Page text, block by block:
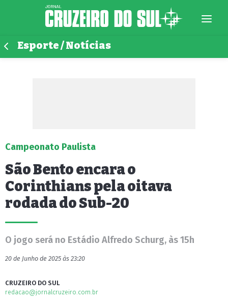
Esporte / Notícias
Campeonato Paulista
São Bento encara o
Corinthians pela oitava
rodada do Sub-20
O jogo será no Estádio Alfredo Schurg, às 15h
20 de Junho de 2025 às 23:20
CRUZEIRO DO SUL
redacao@jornalcruzeiro.com.br